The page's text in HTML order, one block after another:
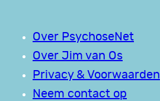
Over PsychoseNet
Over Jim van Os
Privacy & Voorwaarden
Neem contact op